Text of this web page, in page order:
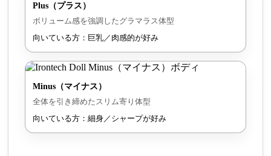
Plus（プラス）
ボリューム感を強調したグラマラス体型
向いている方：巨乳／肉感的が好み
Minus（マイナス）
全体を引き締めたスリム寄り体型
向いている方：細身／シャープが好み